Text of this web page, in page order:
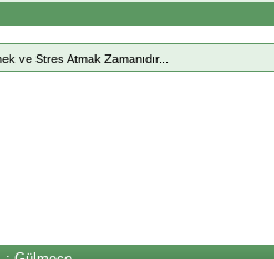
ve Stres Atmak Zamanıdır...